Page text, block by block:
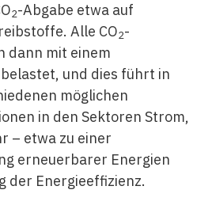
2-Abgabe etwa auf
Alle CO2-
dann mit einem
und dies führt in
möglichen
in den Sektoren Strom,
– etwa zu einer
erneuerbarer Energien
der Energieeffizienz.